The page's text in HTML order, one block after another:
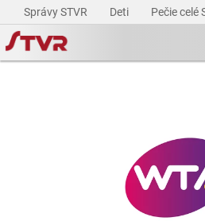
Správy STVR Deti Pečie celé